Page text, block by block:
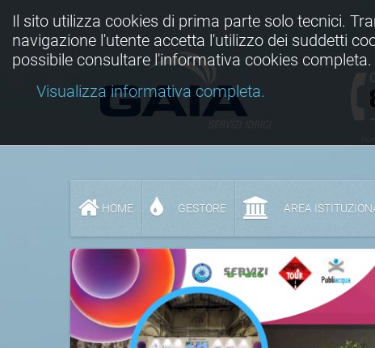
HOME GESTORE AREA
Il sito utilizza cookies di prima parte solo tecnici.
navigazione l'utente accetta l'utilizzo dei suddetti
possibile consultare l'informativa cookies completa.
Visualizza informativa completa.